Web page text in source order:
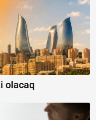
olacaq